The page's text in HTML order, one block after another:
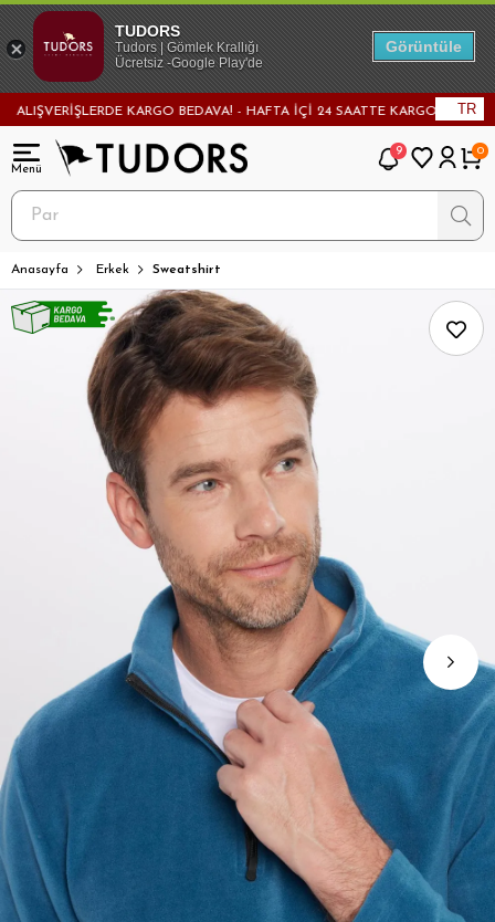
KARGO BEDAVA! - HAFTA İÇİ 24 SAATTE KARGODA! - TR
9 0
Anasayfa Erkek Sweatshirt
TUDORS
Tudors | Gömlek Krallığı
Ücretsiz -Google Play'de
Görüntüle